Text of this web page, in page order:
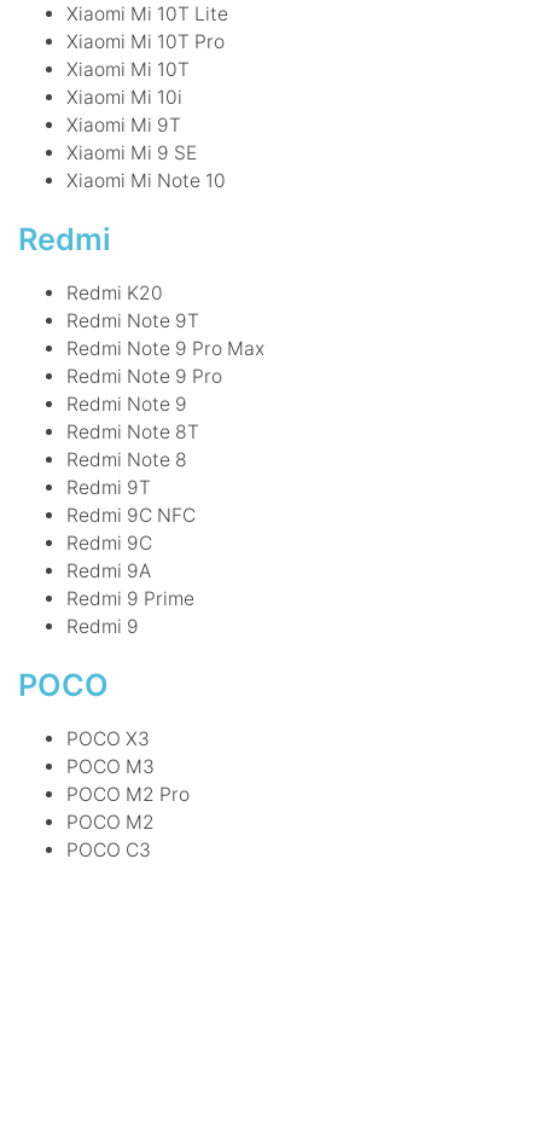
Xiaomi Mi 10T Lite
Xiaomi Mi 10T Pro
Xiaomi Mi 10T
Xiaomi Mi 10i
Xiaomi Mi 9T
Xiaomi Mi 9 SE
Xiaomi Mi Note 10
Redmi
Redmi K20
Redmi Note 9T
Redmi Note 9 Pro Max
Redmi Note 9 Pro
Redmi Note 9
Redmi Note 8T
Redmi Note 8
Redmi 9T
Redmi 9C NFC
Redmi 9C
Redmi 9A
Redmi 9 Prime
Redmi 9
POCO
POCO X3
POCO M3
POCO M2 Pro
POCO M2
POCO C3